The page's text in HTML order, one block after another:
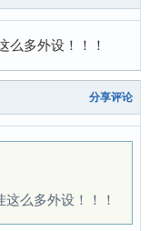
么多外设！！！
分享评论
么多外设！！！